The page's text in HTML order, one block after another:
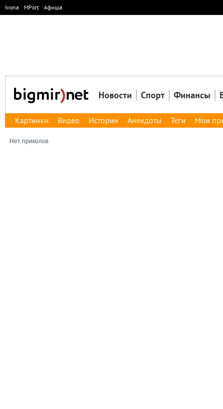
Ivona MPort Афиша
Новости Спорт Финансы
Картинки Видео Истории Анекдоты Теги Мои
Нет приколов